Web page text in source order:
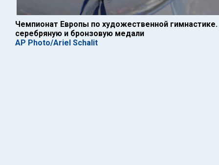
Чемпионат Европы по художественной
серебряную и бронзовую медали
AP Photo/Ariel Schalit